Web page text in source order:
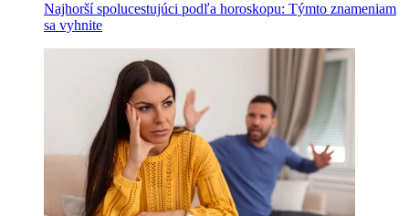
Najhorší spolucestujúci podľa horoskopu: Týmto znameniam
sa vyhnite